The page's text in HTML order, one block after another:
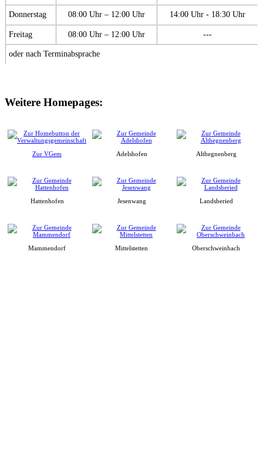
Donnerstag 08:00 Uhr – 12:00 Uhr 14:00 Uhr - 18:30 Uhr
Freitag 08:00 Uhr – 12:00 Uhr ---
oder nach Terminabsprache
Weitere Homepages:
Zur VGem Adelshofen Althegnenberg
Hattenhofen Jesenwang Landsberied
Mammendorf Mittelstetten Oberschweinbach